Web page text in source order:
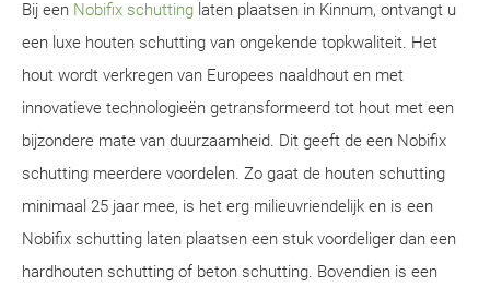
Bij een Nobifix schutting laten plaatsen in Kinnum, ontvangt u
een luxe houten schutting van ongekende topkwaliteit. Het
hout wordt verkregen van Europees naaldhout en met
innovatieve technologieën getransformeerd tot hout met een
bijzondere mate van duurzaamheid. Dit geeft de een Nobifix
schutting meerdere voordelen. Zo gaat de houten schutting
minimaal 25 jaar mee, is het erg milieuvriendelijk en is een
Nobifix schutting laten plaatsen een stuk voordeliger dan een
hardhouten schutting of beton schutting. Bovendien is een